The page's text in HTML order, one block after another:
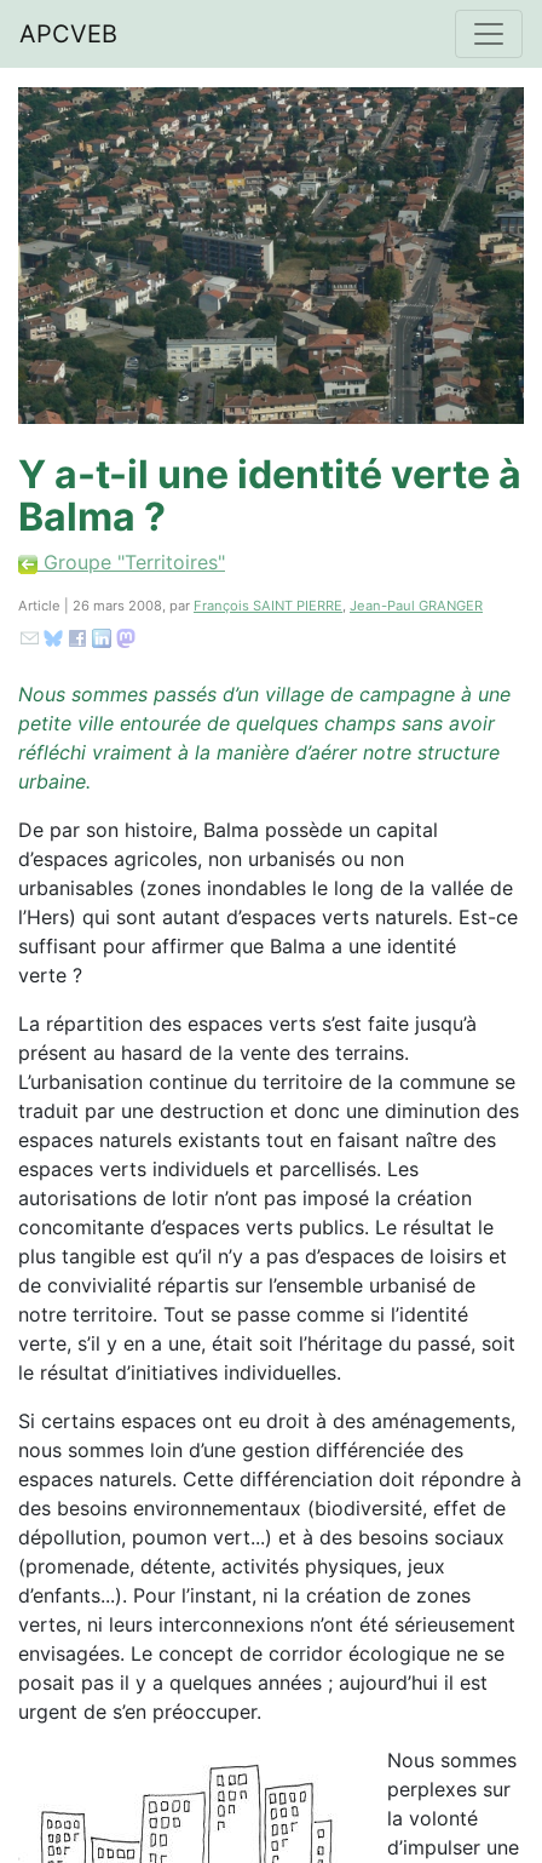
APCVEB
Y a-t-il une identité verte à
Balma ?
Groupe "Territoires"
Article | 26 mars 2008, par François SAINT PIERRE, Jean-Paul GRANGER
Nous sommes passés d’un village de campagne à une
petite ville entourée de quelques champs sans avoir
réfléchi vraiment à la manière d’aérer notre structure
urbaine.
De par son histoire, Balma possède un capital
d’espaces agricoles, non urbanisés ou non
urbanisables (zones inondables le long de la vallée de
l’Hers) qui sont autant d’espaces verts naturels. Est-ce
suffisant pour affirmer que Balma a une identité
verte ?
La répartition des espaces verts s’est faite jusqu’à
présent au hasard de la vente des terrains.
L’urbanisation continue du territoire de la commune se
traduit par une destruction et donc une diminution des
espaces naturels existants tout en faisant naître des
espaces verts individuels et parcellisés. Les
autorisations de lotir n’ont pas imposé la création
concomitante d’espaces verts publics. Le résultat le
plus tangible est qu’il n’y a pas d’espaces de loisirs et
de convivialité répartis sur l’ensemble urbanisé de
notre territoire. Tout se passe comme si l’identité
verte, s’il y en a une, était soit l’héritage du passé, soit
le résultat d’initiatives individuelles.
Si certains espaces ont eu droit à des aménagements,
nous sommes loin d’une gestion différenciée des
espaces naturels. Cette différenciation doit répondre à
des besoins environnementaux (biodiversité, effet de
dépollution, poumon vert...) et à des besoins sociaux
(promenade, détente, activités physiques, jeux
d’enfants...). Pour l’instant, ni la création de zones
vertes, ni leurs interconnexions n’ont été sérieusement
envisagées. Le concept de corridor écologique ne se
posait pas il y a quelques années ; aujourd’hui il est
urgent de s’en préoccuper.
Nous sommes
perplexes sur
la volonté
d’impulser une